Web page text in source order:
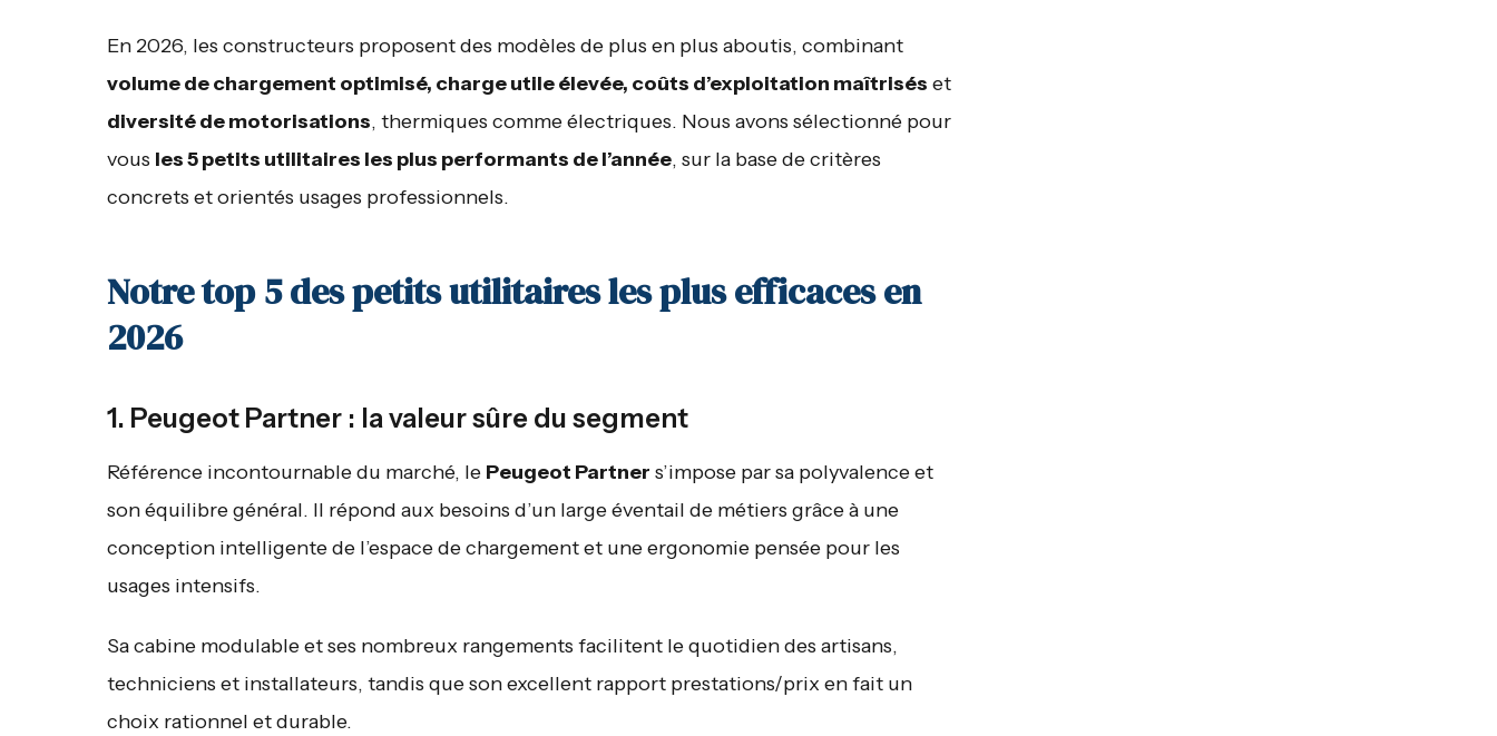
En 2026, les constructeurs proposent des modèles de plus en plus aboutis, combinant
volume de chargement optimisé, charge utile élevée, coûts d’exploitation maîtrisés et
diversité de motorisations, thermiques comme électriques. Nous avons sélectionné pour
vous les 5 petits utilitaires les plus performants de l’année, sur la base de critères
concrets et orientés usages professionnels.
Notre top 5 des petits utilitaires les plus efficaces en
2026
1. Peugeot Partner : la valeur sûre du segment
Référence incontournable du marché, le Peugeot Partner s’impose par sa polyvalence et
son équilibre général. Il répond aux besoins d’un large éventail de métiers grâce à une
conception intelligente de l’espace de chargement et une ergonomie pensée pour les
usages intensifs.
Sa cabine modulable et ses nombreux rangements facilitent le quotidien des artisans,
techniciens et installateurs, tandis que son excellent rapport prestations/prix en fait un
choix rationnel et durable.